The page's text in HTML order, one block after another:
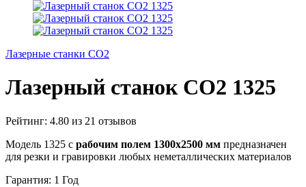
Лазерные станки CO2
Лазерный станок СО2 1325
Рейтинг: 4.80 из 21 отзывов
Модель 1325 с рабочим полем 1300х2500 мм предназначен
для резки и гравировки любых неметаллических материалов
Гарантия: 1 Год